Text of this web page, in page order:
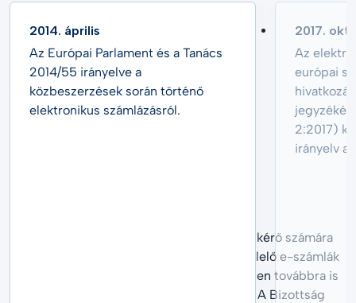
2014. április
Az Európai Parlament és a Tanács
2014/55 irányelve a
közbeszerzések során történő
elektronikus számlázásról.
2017.
Az
európai
2:2017)
irányelv
Bár minden ajánlatkérő szerv és ajánlatkérő számára
kötelező az európai szabványnak megfelelő e-számlák
fogadása és feldolgozása, nemzeti szinten továbbra is
egyedi szabályok lesznek érvényben. A Bizottság